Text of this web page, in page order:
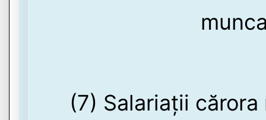
(7) Salariații